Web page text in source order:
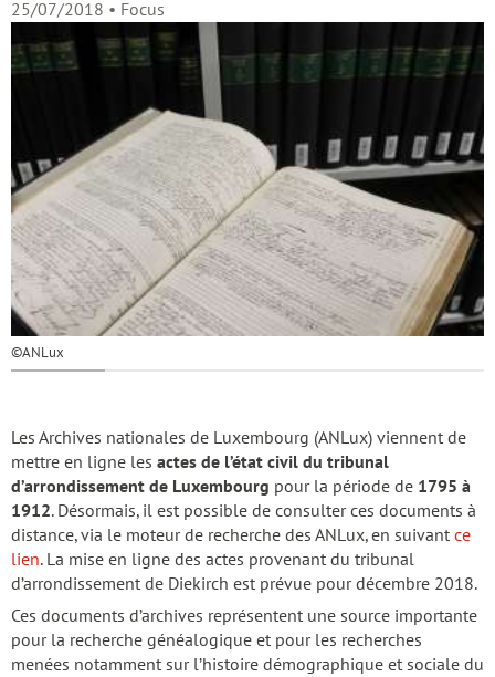
25/07/2018 • Focus
©ANLux
Les Archives nationales de Luxembourg (ANLux) viennent de
mettre en ligne les actes de l’état civil du tribunal
d’arrondissement de Luxembourg pour la période de 1795 à
1912. Désormais, il est possible de consulter ces documents à
distance, via le moteur de recherche des ANLux, en suivant ce
lien. La mise en ligne des actes provenant du tribunal
d’arrondissement de Diekirch est prévue pour décembre 2018.
Ces documents d’archives représentent une source importante
pour la recherche généalogique et pour les recherches
menées notamment sur l’histoire démographique et sociale du